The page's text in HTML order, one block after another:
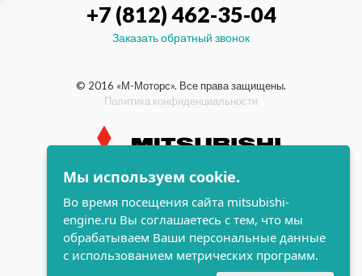
+7 (812) 462-35-04
Заказать обратный звонок
© 2016 «М-Моторс». Все права защищены.
Политика конфиденциальности
индустриальные и морские
дизельные двигатели Mitsubishi
разработка сайта
Мы используем cookie.
Во время посещения сайта mitsubishi-
engine.ru Вы соглашаетесь с тем, что мы
обрабатываем Ваши персональные данные
с использованием метрических программ.